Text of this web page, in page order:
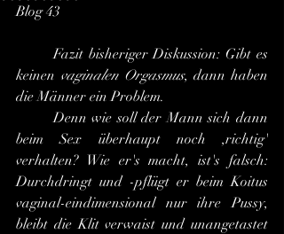
Blog 43
	Fazit bisheriger Diskussion: Gibt es
keinen vaginalen Orgasmus, dann haben
die Männer ein Problem.
	Denn wie soll der Mann sich dann
beim Sex überhaupt noch ,richtig'
verhalten? Wie er's macht, ist's falsch:
Durchdringt und -pflügt er beim Koitus
vaginal-eindimensional nur ihre Pussy,
bleibt die Klit verwaist und unangetastet